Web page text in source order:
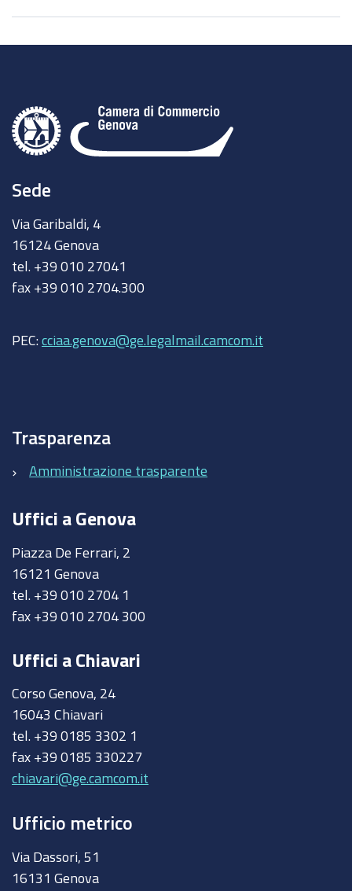
Sede
Via Garibaldi, 4
16124 Genova
tel. +39 010 27041
fax +39 010 2704.300
PEC: cciaa.genova@ge.legalmail.camcom.it
Trasparenza
Amministrazione trasparente
Uffici a Genova
Piazza De Ferrari, 2
16121 Genova
tel. +39 010 2704 1
fax +39 010 2704 300
Uffici a Chiavari
Corso Genova, 24
16043 Chiavari
tel. +39 0185 3302 1
fax +39 0185 330227
chiavari@ge.camcom.it
Ufficio metrico
Via Dassori, 51
16131 Genova